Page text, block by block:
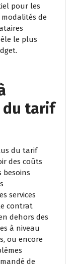
pour les
de
le plus
du tarif
du tarif
des coûts
besoins
services
contrat
dehors des
à niveau
ou encore
de